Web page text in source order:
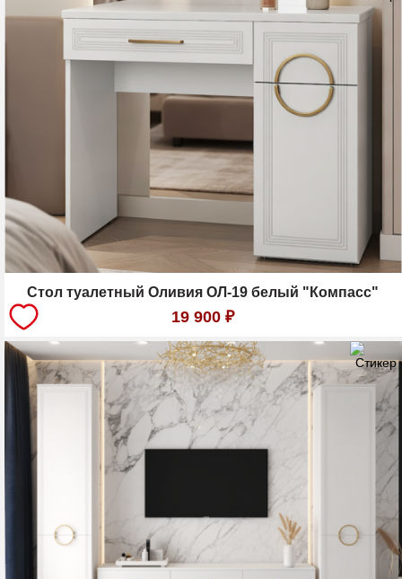
Стол туалетный Оливия ОЛ-19 белый "Компасс"
19 900 ₽